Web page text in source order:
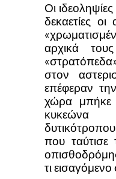
Οι
δεκαετίες οι
αρχικά
στον
επέφεραν
χώρα μπήκε
που
τι